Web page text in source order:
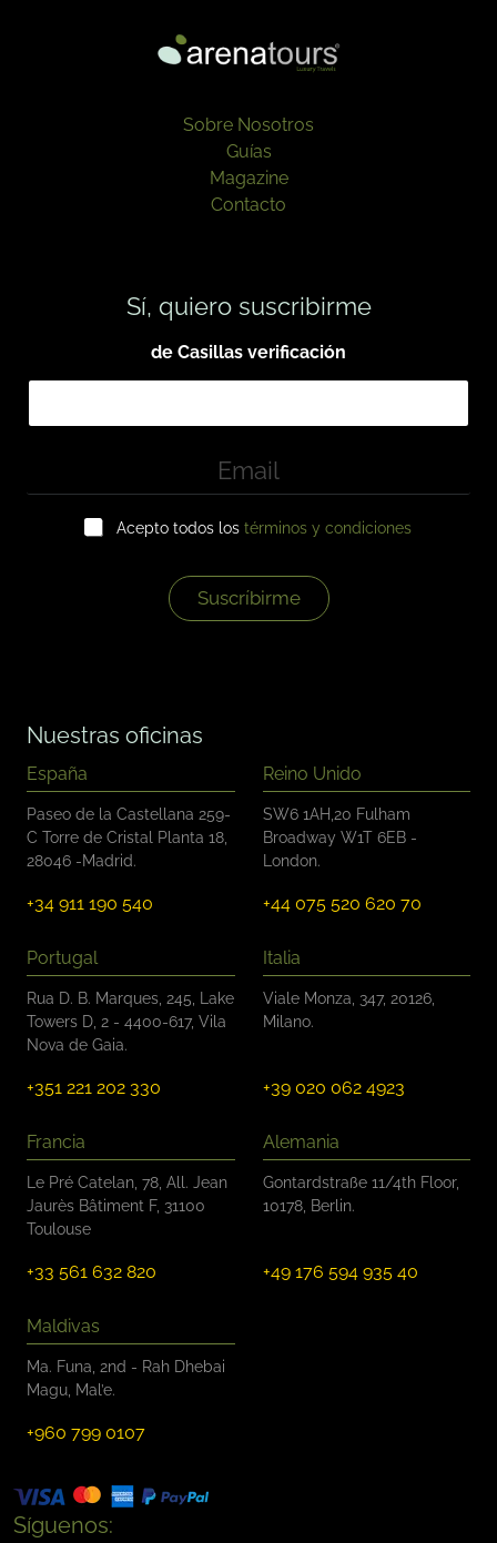
Sobre Nosotros
Guías
Magazine
Contacto
Sí, quiero suscribirme
de Casillas verificación
a
e
r
i
f
i
c
a
i
n
*
Acepto todos los términos y condiciones
Suscríbirme
Nuestras oficinas
España
Paseo de la Castellana 259-
C Torre de Cristal Planta 18,
28046 -Madrid.
+34 911 190 540
Reino Unido
SW6 1AH,20 Fulham
Broadway W1T 6EB -
London.
+44 075 520 620 70
Portugal
Rua D. B. Marques, 245, Lake
Towers D, 2 - 4400-617, Vila
Nova de Gaia.
+351 221 202 330
Italia
Viale Monza, 347, 20126,
Milano.
+39 020 062 4923
Francia
Le Pré Catelan, 78, All. Jean
Jaurès Bâtiment F, 31100
Toulouse
+33 561 632 820
Alemania
Gontardstraße 11/4th Floor,
10178, Berlin.
+49 176 594 935 40
Maldivas
Ma. Funa, 2nd - Rah Dhebai
Magu, Mal’e.
+960 799 0107
Síguenos: